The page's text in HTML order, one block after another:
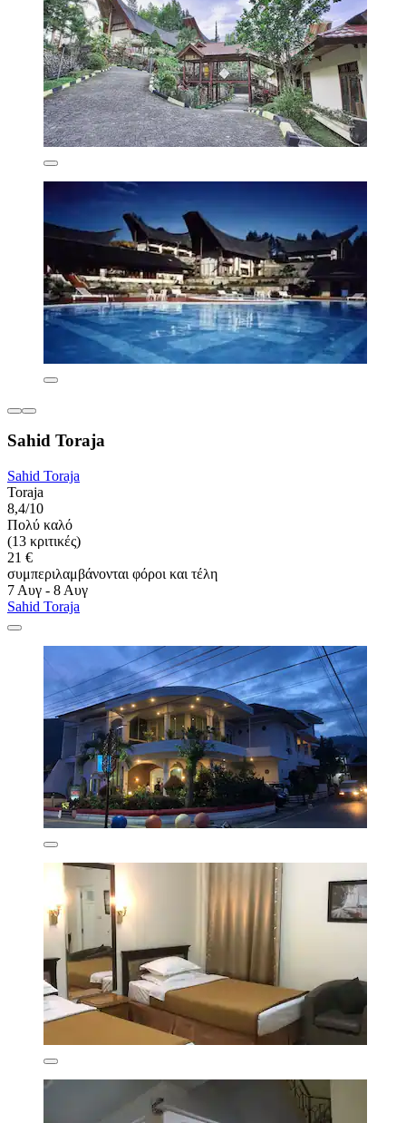
Sahid Toraja
Sahid Toraja
Toraja
8,4/10
Πολύ καλό
(13 κριτικές)
21 €
συμπεριλαμβάνονται φόροι και τέλη
7 Αυγ - 8 Αυγ
Sahid Toraja